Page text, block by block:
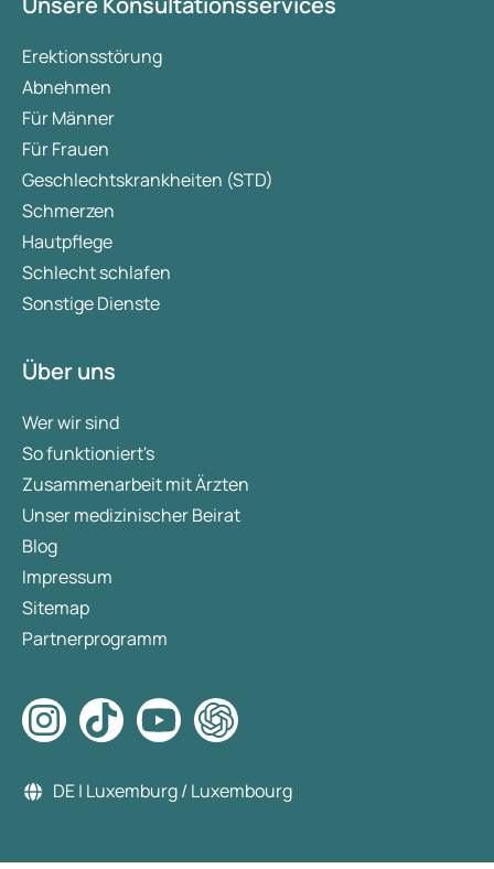
Erektionsstörung
Abnehmen
Für Männer
Für Frauen
Geschlechtskrankheiten (STD)
Schmerzen
Hautpflege
Schlecht schlafen
Sonstige Dienste
Über uns
Wer wir sind
So funktioniert's
Zusammenarbeit mit Ärzten
Unser medizinischer Beirat
Blog
Impressum
Sitemap
Partnerprogramm
DE | Luxemburg / Luxembourg